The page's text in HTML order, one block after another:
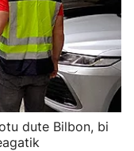
dute Bilbon, bi